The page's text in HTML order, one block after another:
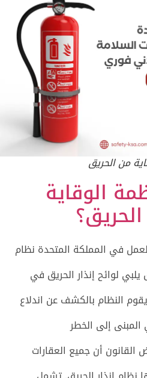
من الحريق
الوقاية
في المملكة المتحدة نظام
لوائح إنذار الحريق في
النظام بالكشف عن اندلاع
إلى الخطر
أن جميع العقارات